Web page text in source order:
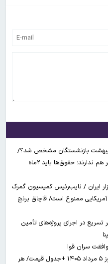
بازنشستگان مشخص شد؟/
کریمی: بازنشستگان توان خرید نان و پنیر هم ندارند؛ حقوق‌ها باید ۲ماه
ایران / نایب‌رئیس کمیسیون گمرک
آمریکایی ممنوع است/ قاچاق برنج
در اجرای پروژه‌های تأمین
افزایش قیمت طلا و سکه در بازار امروز ۵ مرداد ۱۴۰۵ +جدول قیمت/ هر